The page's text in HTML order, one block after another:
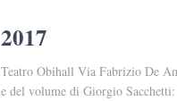
Obihall Via Fabrizio De
del volume di Giorgio